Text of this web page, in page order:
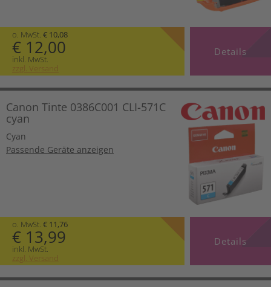
o. MwSt. € 10,08
€ 12,00
inkl. MwSt.
zzgl. Versand
Details
Canon Tinte 0386C001 CLI-571C
cyan
Cyan
Passende Geräte anzeigen
o. MwSt. € 11,76
€ 13,99
inkl. MwSt.
zzgl. Versand
Details